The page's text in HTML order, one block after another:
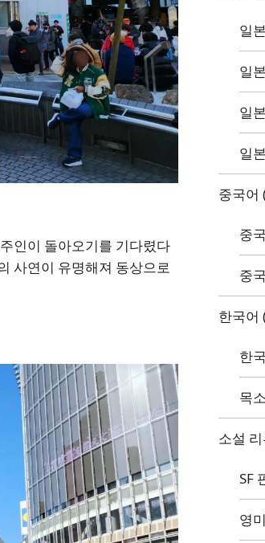
인이 돌아오기를 기다렸다
사연이 유명해져 동상으로
일
일
일
일
중국어
중
중
한국어
한
목
소설
SF
영